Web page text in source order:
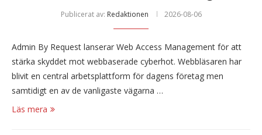
Publicerat av: Redaktionen 2026-08-06
Admin By Request lanserar Web Access Management för att
stärka skyddet mot webbaserade cyberhot. Webbläsaren har
blivit en central arbetsplattform för dagens företag men
samtidigt en av de vanligaste vägarna …
Läs mera